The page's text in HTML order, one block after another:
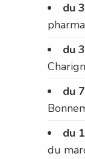
du
du
du
du
du